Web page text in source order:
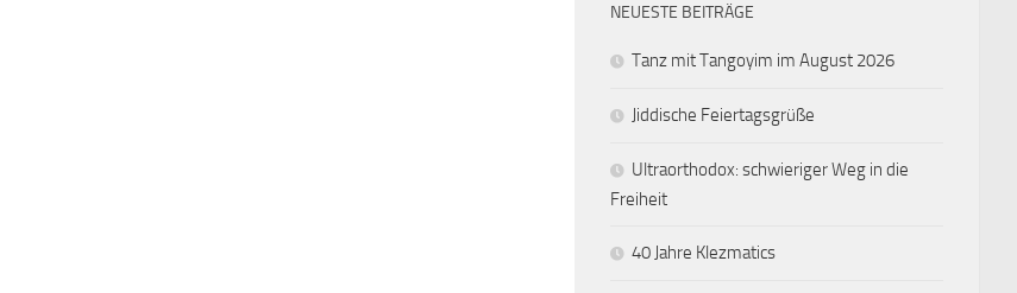
NEUESTE BEITRÄGE
Tanz mit Tangoyim im August 2026
Jiddische Feiertagsgrüße
Ultraorthodox: schwieriger Weg in die
Freiheit
40 Jahre Klezmatics